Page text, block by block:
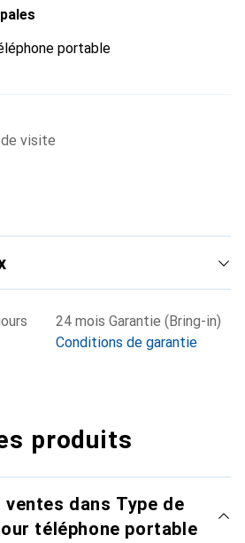
portable
visite
24 mois Garantie (Bring-in)
Conditions de garantie
produits
dans Type de
téléphone portable